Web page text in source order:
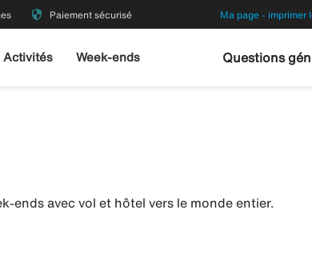
security Paiement sécurisé Ma page - imprimer
Activités Week-ends Questions
ends avec vol et hôtel vers le monde entier.